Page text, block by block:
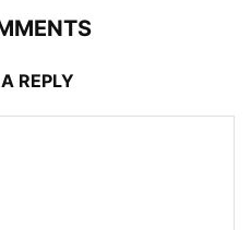
REPLY